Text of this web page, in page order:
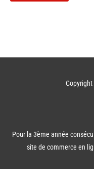
Pour la 3ème année
site de commerce en